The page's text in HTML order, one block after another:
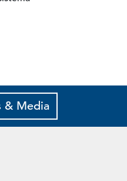
& Media